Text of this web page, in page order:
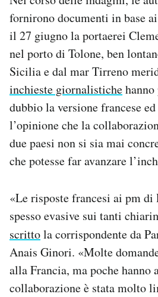
fornirono documenti in base
il 27 giugno la portaerei
nel porto di Tolone, ben
Sicilia e dal mar Tirreno
inchieste giornalistiche
dubbio la versione francese
l’opinione che la
due paesi non si sia mai
che potesse far avanzare
«Le risposte francesi ai pm di
spesso evasive sui tanti
scrittola corrispondente da
Anais Ginori. «Molte
alla Francia, ma poche hanno
collaborazione è stata molto